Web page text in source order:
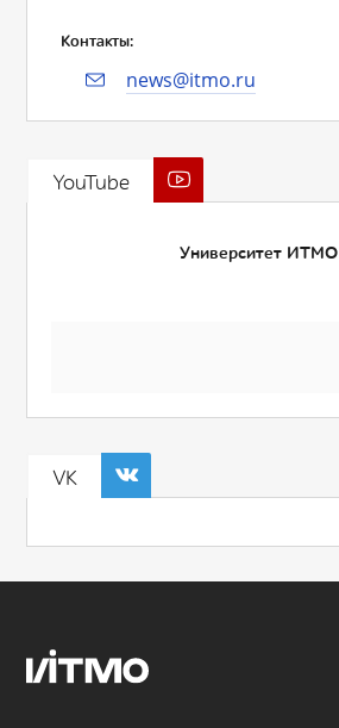
Контакты:
news@itmo.ru
YouTube
Университет ИТМО
VK